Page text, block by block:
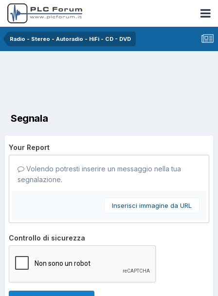
Radio - Stereo - Autoradio - HiFi - CD - DVD
Segnala
Your Report
Volendo potresti inserire un messaggio nella tua
segnalazione.
Inserisci immagine da URL
Controllo di sicurezza